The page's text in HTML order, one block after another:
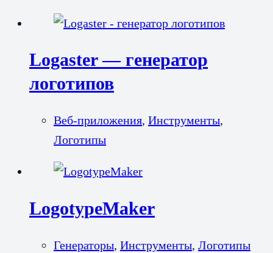
Logaster — генератор
логотипов
Веб-приложения, Инструменты,
Логотипы
LogotypeMaker
Генераторы, Инструменты, Логотипы